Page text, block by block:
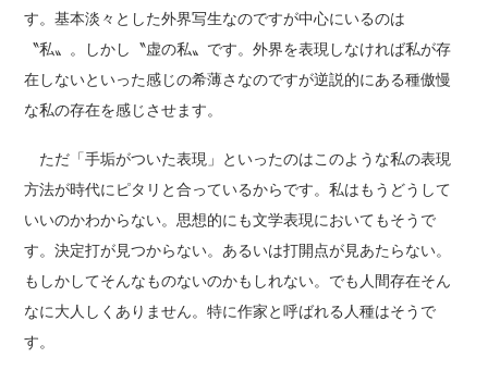
す。基本淡々とした外界写生なのですが中心にいるのは
〝私〟。しかし〝虚の私〟です。外界を表現しなければ私が存
在しないといった感じの希薄さなのですが逆説的にある種傲慢
な私の存在を感じさせます。
ただ「手垢がついた表現」といったのはこのような私の表現
方法が時代にピタリと合っているからです。私はもうどうして
いいのかわからない。思想的にも文学表現においてもそうで
す。決定打が見つからない。あるいは打開点が見あたらない。
もしかしてそんなものないのかもしれない。でも人間存在そん
なに大人しくありません。特に作家と呼ばれる人種はそうで
す。